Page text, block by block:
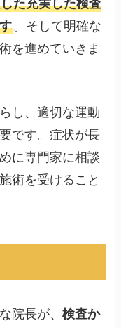
た充実した検査
。そして明確な
を進めていきま
し、適切な運動
です。症状が長
に専門家に相談
術を受けること
院長が、検査か